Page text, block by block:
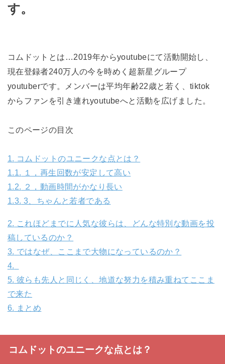
す。
コムドットとは…2019年からyoutubeにて活動開始し、
現在登録者240万人の今を時めく超新星グループ
youtuberです。メンバーは平均年齢22歳と若く、tiktok
からファンを引き連れyoutubeへと活動を広げました。
このページの目次
1. コムドットのユニークな点とは？
1.1. １，再生回数が安定して高い
1.2. ２，動画時間がかなり長い
1.3. 3、ちゃんと若者である
2. これほどまでに人気な彼らは、どんな特別な動画を投
稿しているのか？
3. ではなぜ、ここまで大物になっているのか？
4.
5. 彼らも先人と同じく、地道な努力を積み重ねてここま
で来た
6. まとめ
コムドットのユニークな点とは？